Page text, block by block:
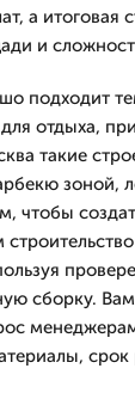
а итоговая
и
подходит
отдыха,
такие
зоной,
чтобы
сборку.
срок